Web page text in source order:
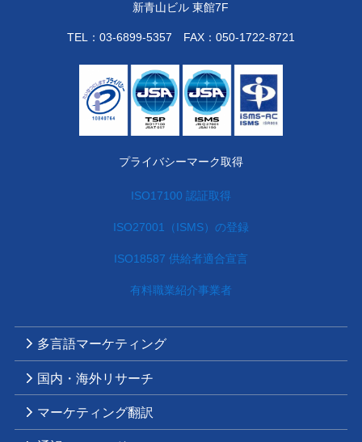
新青山ビル 東館7F
TEL： 03-6899-5357 FAX：050-1722-8721
プライバシーマーク取得
ISO17100 認証取得
ISO27001（ISMS）の登録
ISO18587 供給者適合宣言
有料職業紹介事業者
多言語マーケティング
国内・海外リサーチ
マーケティング翻訳